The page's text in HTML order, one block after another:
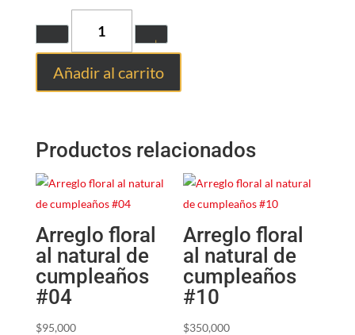
Añadir al carrito
Productos relacionados
Arreglo floral
al natural de
cumpleaños
#04
$95,000
Arreglo floral
al natural de
cumpleaños
#10
$350,000